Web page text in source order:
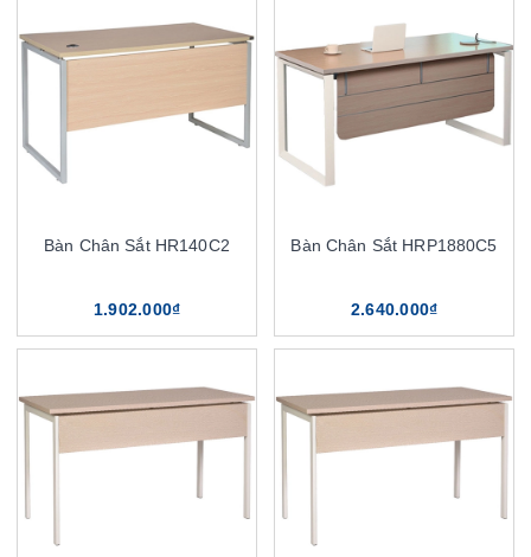
Bàn Chân Sắt HR140C2
1.902.000₫
Bàn Chân Sắt HRP1880C5
2.640.000₫